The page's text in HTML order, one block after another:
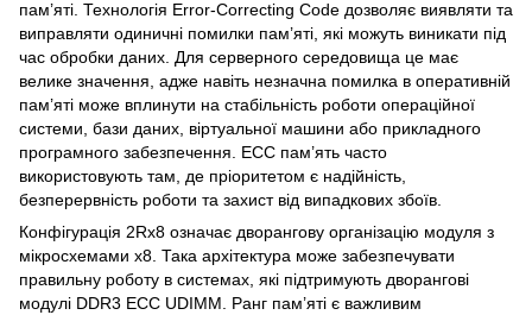
пам’яті. Технологія Error-Correcting Code дозволяє виявляти та
виправляти одиничні помилки пам’яті, які можуть виникати під
час обробки даних. Для серверного середовища це має
велике значення, адже навіть незначна помилка в оперативній
пам’яті може вплинути на стабільність роботи операційної
системи, бази даних, віртуальної машини або прикладного
програмного забезпечення. ECC пам’ять часто
використовують там, де пріоритетом є надійність,
безперервність роботи та захист від випадкових збоїв.
Конфігурація 2Rx8 означає дворангову організацію модуля з
мікросхемами x8. Така архітектура може забезпечувати
правильну роботу в системах, які підтримують дворангові
модулі DDR3 ECC UDIMM. Ранг пам’яті є важливим